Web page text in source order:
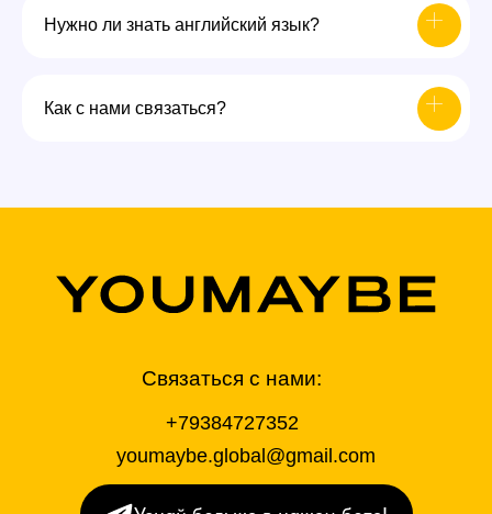
Нужно ли знать английский язык?
Как с нами связаться?